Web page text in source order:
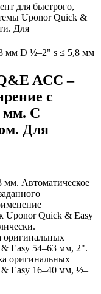
для быстрого,
Uponor Quick &
Для
мм D ½–2" s ≤ 5,8 мм
ACC –
с
мм. С
Для
Автоматическое
Uponor Quick & Easy
оригинальных
Easy 54–63 мм, 2".
оригинальных
Easy 16–40 мм, ½–